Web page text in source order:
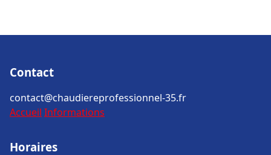
Contact
contact@chaudiereprofessionnel-35.fr
Accueil Informations
Horaires